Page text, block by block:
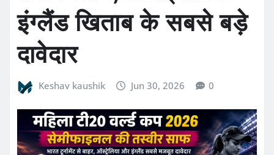
इंग्लैंड खिताब के सबसे बड़े
दावेदार
Keshav kaushik Jun 30, 2026 0